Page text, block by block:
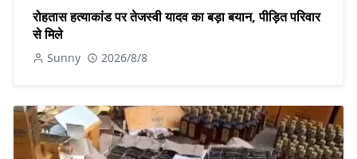
रोहतास हत्याकांड पर तेजस्वी यादव का बड़ा बयान, पीड़ित परिवार
से मिले
Sunny 2026/8/8